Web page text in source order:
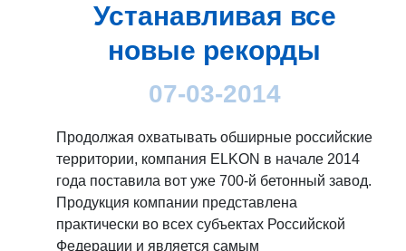
Устанавливая все
новые рекорды
07-03-2014
Продолжая охватывать обширные российские
территории, компания ELKON в начале 2014
года поставила вот уже 700-й бетонный завод.
Продукция компании представлена
практически во всех субъектах Российской
Федерации и является самым